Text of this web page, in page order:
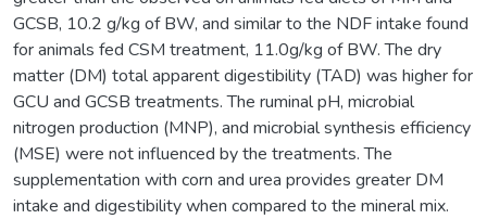
GCSB, 10.2 g/kg of BW, and similar to the NDF intake found
for animals fed CSM treatment, 11.0g/kg of BW. The dry
matter (DM) total apparent digestibility (TAD) was higher for
GCU and GCSB treatments. The ruminal pH, microbial
nitrogen production (MNP), and microbial synthesis efficiency
(MSE) were not influenced by the treatments. The
supplementation with corn and urea provides greater DM
intake and digestibility when compared to the mineral mix.